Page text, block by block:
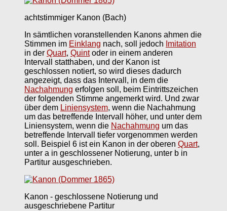
achtstimmiger Kanon (Bach)
In sämtlichen voranstellenden Kanons ahmen die
Stimmen im Einklang nach, soll jedoch Imitation
in der Quart, Quintoder in einem anderen
Intervall statthaben, und der Kanon ist
geschlossen notiert, so wird dieses dadurch
angezeigt, dass das Intervall, in dem die
Nachahmung erfolgen soll, beim Eintrittszeichen
der folgenden Stimme angemerkt wird. Und zwar
über dem Liniensystem, wenn die Nachahmung
um das betreffende Intervall höher, und unter dem
Liniensystem, wenn die Nachahmung um das
betreffende Intervall tiefer vorgenommen werden
soll. Beispiel 6 ist ein Kanon in der oberen Quart,
unter a in geschlossener Notierung, unter b in
Partitur ausgeschrieben.
Kanon - geschlossene Notierung und
ausgeschriebene Partitur